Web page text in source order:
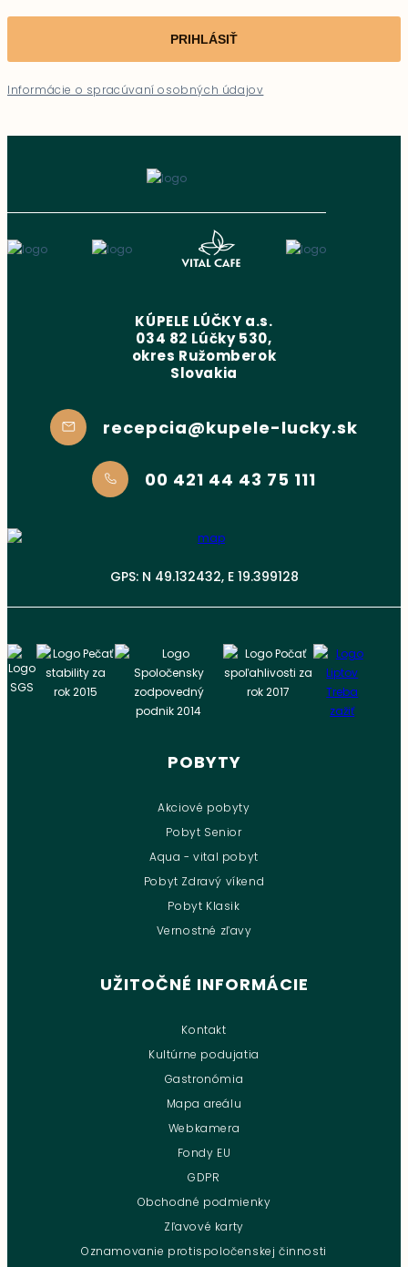
PRIHLÁSIŤ
Informácie o spracúvaní osobných údajov
KÚPELE LÚČKY a.s.
034 82 Lúčky 530,
okres Ružomberok
Slovakia
recepcia@kupele-lucky.sk
00 421 44 43 75 111
GPS: N 49.132432, E 19.399128
POBYTY
Akciové pobyty
Pobyt Senior
Aqua - vital pobyt
Pobyt Zdravý víkend
Pobyt Klasik
Vernostné zľavy
UŽITOČNÉ INFORMÁCIE
Kontakt
Kultúrne podujatia
Gastronómia
Mapa areálu
Webkamera
Fondy EU
GDPR
Obchodné podmienky
Zľavové karty
Oznamovanie protispoločenskej činnosti